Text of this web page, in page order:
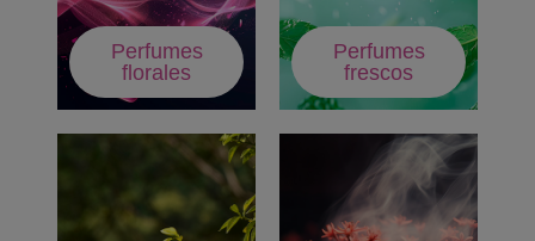
Perfumes
florales
Perfumes
frescos